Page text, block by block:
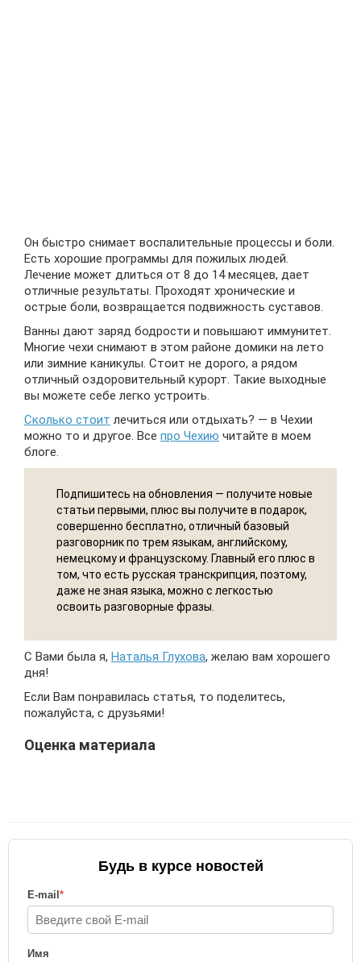
Он быстро снимает воспалительные процессы и боли.
Есть хорошие программы для пожилых людей.
Лечение может длиться от 8 до 14 месяцев, дает
отличные результаты. Проходят хронические и
острые боли, возвращается подвижность суставов.
Ванны дают заряд бодрости и повышают иммунитет.
Многие чехи снимают в этом районе домики на лето
или зимние каникулы. Стоит не дорого, а рядом
отличный оздоровительный курорт. Такие выходные
вы можете себе легко устроить.
Сколько стоит лечиться или отдыхать? — в Чехии
можно то и другое. Все про Чехию читайте в моем
блоге.
Подпишитесь на обновления — получите новые
статьи первыми, плюс вы получите в подарок,
совершенно бесплатно, отличный базовый
разговорник по трем языкам, английскому,
немецкому и французскому. Главный его плюс в
том, что есть русская транскрипция, поэтому,
даже не зная языка, можно с легкостью
освоить разговорные фразы.
С Вами была я, Наталья Глухова, желаю вам хорошего
дня!
Если Вам понравилась статья, то поделитесь,
пожалуйста, с друзьями!
Оценка материала
Будь в курсе новостей
E-mail *
Имя